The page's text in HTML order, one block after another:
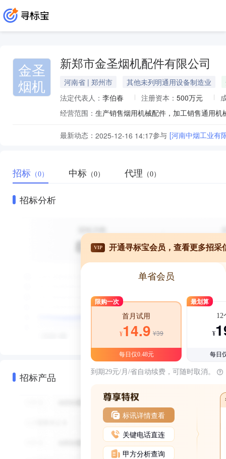
金圣
烟机
新郑市金圣烟机配件有限公司
河南省 | 郑州市 其他未列明通用设备制造业
法定代表人： 李伯春 注册资本： 500万元
经营范围：
最新动态： 2025-12-16 14:17参与 [河南中烟工业有
招标 （0） 中标 （0） 代理 （0）
招标分析
招标产品
VIP 开通寻标宝会员，查看更多招采
单省会员
限购一次
首月试用
¥14.9 ¥39
每日仅0.48元
最划算
12
¥
每日
到期29元/月/省自动续费，可随时取消。
标讯详情查看
关键电话直连
甲方分析查询